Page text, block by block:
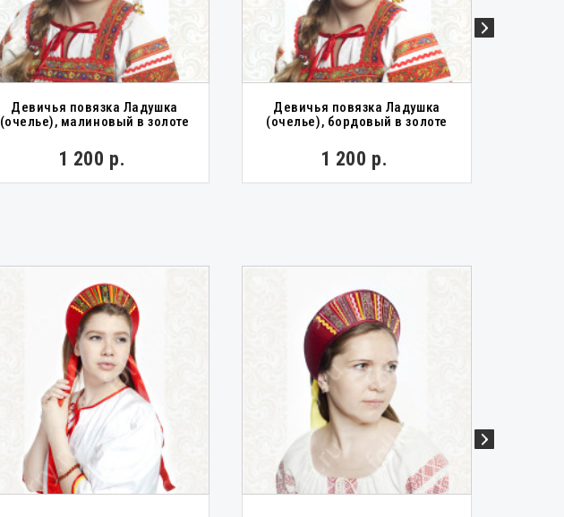
Девичья повязка Ладушка
(очелье), малиновый в золоте
1 200 р.
Девичья повязка Ладушка
(очелье), бордовый в золоте
1 200 р.